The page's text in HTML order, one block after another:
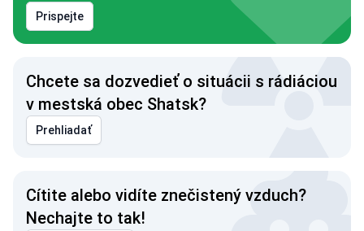
Prispejte
Chcete sa dozvedieť o situácii s rádiáciou
v mestská obec Shatsk?
Prehliadať
Cítite alebo vidíte znečistený vzduch?
Nechajte to tak!